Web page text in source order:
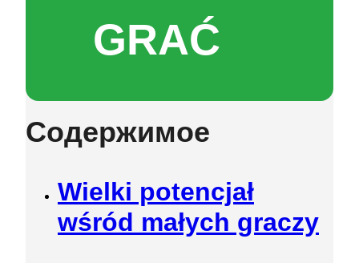
GRAĆ
Содержимое
Wielki potencjał
wśród małych graczy